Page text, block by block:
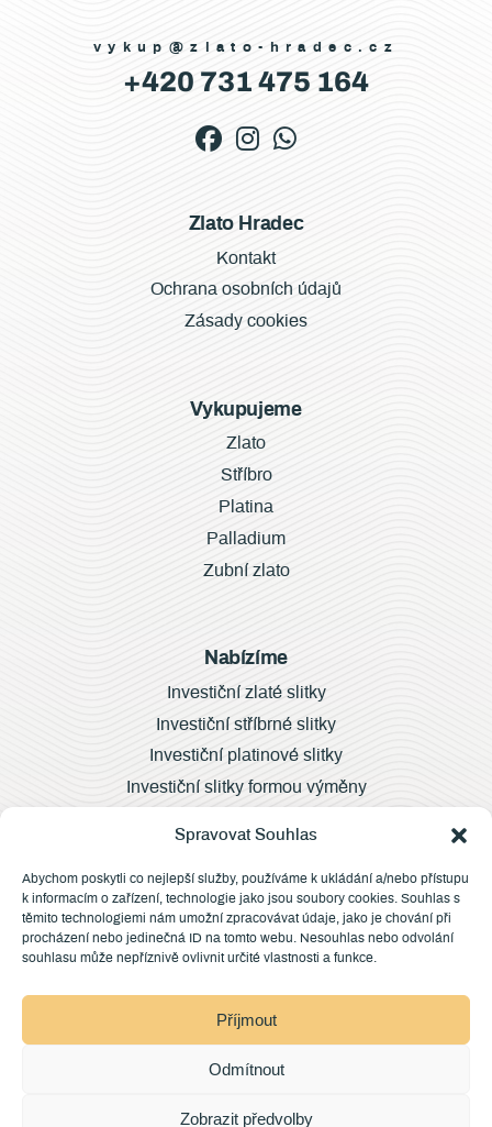
Spravovat Souhlas
Abychom poskytli co nejlepší služby, používáme k ukládání a/nebo přístupu
k informacím o zařízení, technologie jako jsou soubory cookies. Souhlas s
těmito technologiemi nám umožní zpracovávat údaje, jako je chování při
procházení nebo jedinečná ID na tomto webu. Nesouhlas nebo odvolání
souhlasu může nepříznivě ovlivnit určité vlastnosti a funkce.
Příjmout
Odmítnout
Zobrazit předvolby
vykup@zlato-hradec.cz
+420 731 475 164
Zlato Hradec
Kontakt
Ochrana osobních údajů
Zásady cookies
Vykupujeme
Zlato
Stříbro
Platina
Palladium
Zubní zlato
Nabízíme
Investiční zlaté slitky
Investiční stříbrné slitky
Investiční platinové slitky
Investiční slitky formou výměny
Další informace
Registr klenotnických slitin
Nejčastější otázky